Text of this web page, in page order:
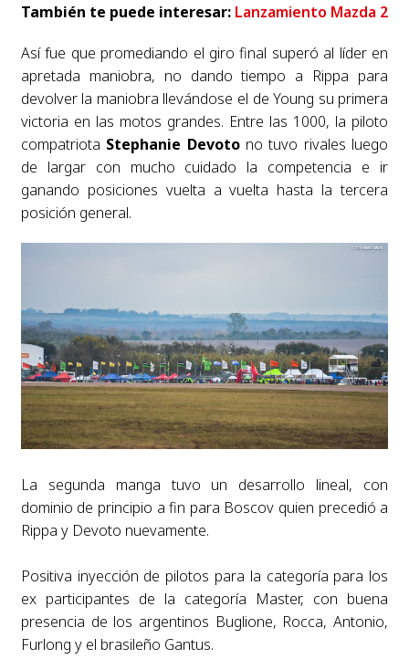
También te puede interesar: Lanzamiento Mazda 2
Así fue que promediando el giro final superó al líder en
apretada maniobra, no dando tiempo a Rippa para
devolver la maniobra llevándose el de Young su primera
victoria en las motos grandes. Entre las 1000, la piloto
compatriota Stephanie Devotono tuvo rivales luego
de largar con mucho cuidado la competencia e ir
ganando posiciones vuelta a vuelta hasta la tercera
posición general.
La segunda manga tuvo un desarrollo lineal, con
dominio de principio a fin para Boscov quien precedió a
Rippa y Devoto nuevamente.
Positiva inyección de pilotos para la categoría para los
ex participantes de la categoría Master, con buena
presencia de los argentinos Buglione, Rocca, Antonio,
Furlong y el brasileño Gantus.